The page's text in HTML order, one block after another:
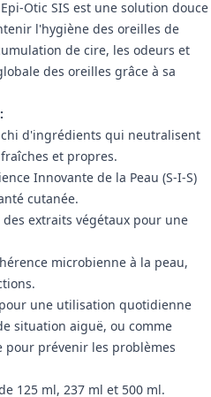
Otic SIS est une solution douce
l'hygiène des oreilles de
de cire, les odeurs et
des oreilles grâce à sa
d'ingrédients qui neutralisent
et propres.
Innovante de la Peau (S-I-S)
cutanée.
extraits végétaux pour une
microbienne à la peau,
une utilisation quotidienne
situation aiguë, ou comme
prévenir les problèmes
125 ml, 237 ml et 500 ml.